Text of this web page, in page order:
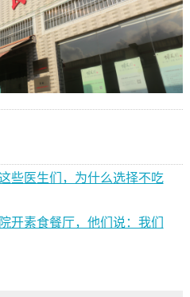
些医生们，为什么选择不吃
开素食餐厅，他们说：我们